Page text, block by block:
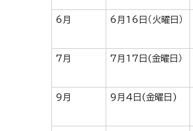
6月 6月16日（火曜日）
7月 7月17日(金曜日）
9月 9月4日(金曜日)